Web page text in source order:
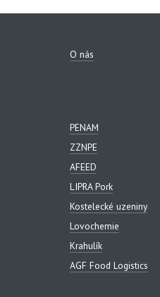
O nás
PENAM
ZZNPE
AFEED
LIPRA Pork
Kostelecké uzeniny
Lovochemie
Krahulík
AGF Food Logistics